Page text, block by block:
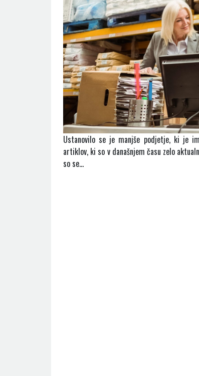
Ustanovilo se je manjše podjetje, ki je
artiklov, ki so v današnjem času zelo
so se…